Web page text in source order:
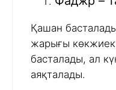
Қашан
жарығы
басталады, ал
аяқталады.